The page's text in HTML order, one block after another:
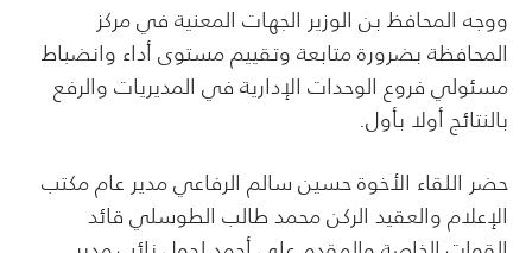
ووجه المحافظ بن الوزير الجهات المعنية في مركز
المحافظة بضرورة متابعة وتقييم مستوى أداء وانضباط
مسئولي فروع الوحدات الإدارية في المديريات والرفع
بالنتائج أولا بأول.
حضر اللقاء الأخوة حسين سالم الرفاعي مدير عام مكتب
الإعلام والعقيد الركن محمد طالب الطوسلي قائد